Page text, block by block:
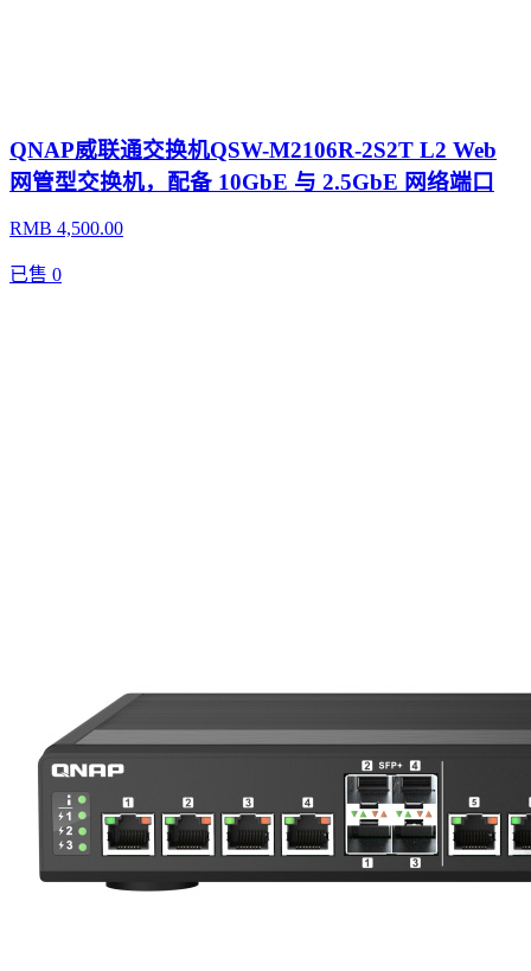
QNAP威联通交换机QSW-M2106R-2S2T L2 Web
网管型交换机，配备 10GbE 与 2.5GbE 网络端口
RMB 4,500.00
已售 0